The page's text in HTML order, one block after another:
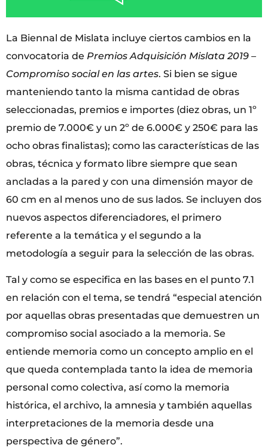
La Biennal de Mislata incluye ciertos cambios en la
convocatoria de Premios Adquisición Mislata 2019 –
Compromiso social en las artes. Si bien se sigue
manteniendo tanto la misma cantidad de obras
seleccionadas, premios e importes (diez obras, un 1º
premio de 7.000€ y un 2º de 6.000€ y 250€ para las
ocho obras finalistas); como las características de las
obras, técnica y formato libre siempre que sean
ancladas a la pared y con una dimensión mayor de
60 cm en al menos uno de sus lados. Se incluyen dos
nuevos aspectos diferenciadores, el primero
referente a la temática y el segundo a la
metodología a seguir para la selección de las obras.
Tal y como se especifica en las bases en el punto 7.1
en relación con el tema, se tendrá “especial atención
por aquellas obras presentadas que demuestren un
compromiso social asociado a la memoria. Se
entiende memoria como un concepto amplio en el
que queda contemplada tanto la idea de memoria
personal como colectiva, así como la memoria
histórica, el archivo, la amnesia y también aquellas
interpretaciones de la memoria desde una
perspectiva de género”.